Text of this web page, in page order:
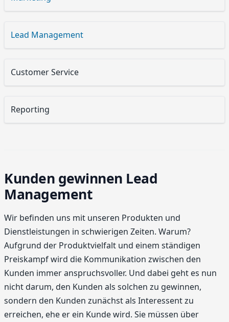
Lead Management
Customer Service
Reporting
Kunden gewinnen Lead
Management
Wir befinden uns mit unseren Produkten und
Dienstleistungen in schwierigen Zeiten. Warum?
Aufgrund der Produktvielfalt und einem ständigen
Preiskampf wird die Kommunikation zwischen den
Kunden immer anspruchsvoller. Und dabei geht es nun
nicht darum, den Kunden als solchen zu gewinnen,
sondern den Kunden zunächst als Interessent zu
erreichen, ehe er ein Kunde wird. Sie müssen über